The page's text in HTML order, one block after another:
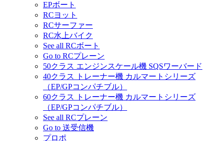
EPボート
RCヨット
RCサーファー
RC水上バイク
See all RCボート
Go to RCプレーン
50クラス エンジンスケール機 SQSワーバード
40クラス トレーナー機 カルマートシリーズ
（EP/GPコンパチブル）
60クラス トレーナー機 カルマートシリーズ
（EP/GPコンパチブル）
See all RCプレーン
Go to 送受信機
プロポ